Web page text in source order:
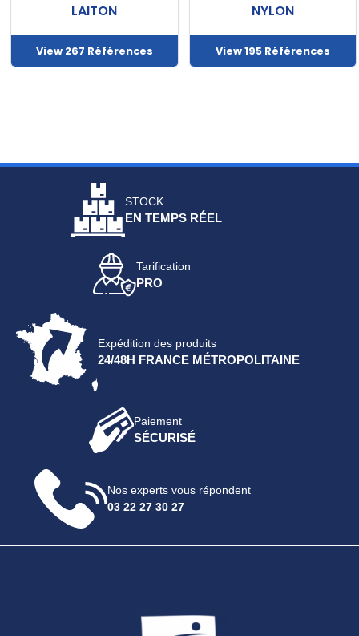
LAITON
View 267 Références
NYLON
View 195 Références
STOCK
EN TEMPS RÉEL
Tarification
PRO
Expédition des produits
24/48H FRANCE MÉTROPOLITAINE
Paiement
SÉCURISÉ
Nos experts vous répondent
03 22 27 30 27